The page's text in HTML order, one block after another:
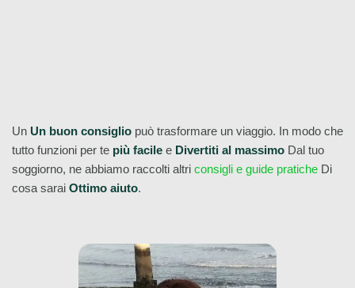
Un Un buon consiglio può trasformare un viaggio. In modo che
tutto funzioni per te più facile e Divertiti al massimo Dal tuo
soggiorno, ne abbiamo raccolti altri consigli e guide pratiche Di
cosa sarai Ottimo aiuto.